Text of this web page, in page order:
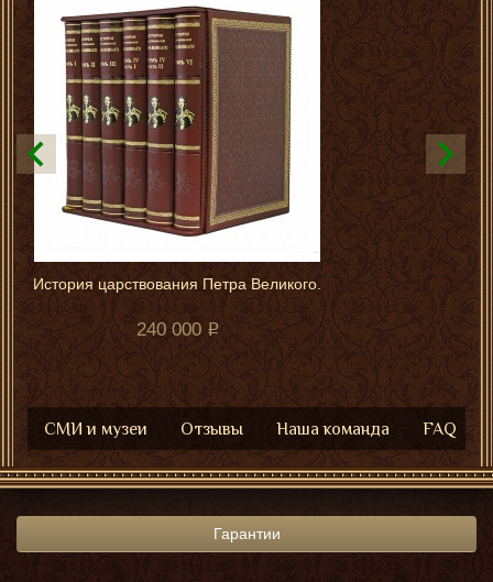
История царствования Петра Великого.
240 000
СМИ и музеи Отзывы Наша команда FAQ
Гарантии